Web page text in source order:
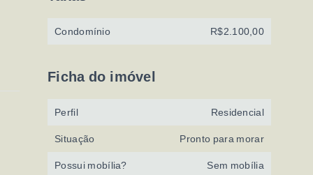
Condomínio R$2.100,00
Ficha do imóvel
Perfil Residencial
Situação Pronto para morar
Possui mobília? Sem mobília